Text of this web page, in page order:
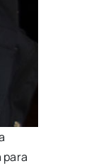
para